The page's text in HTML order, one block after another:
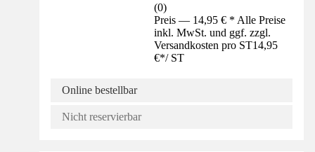
(0)
Preis — 14,95 € * Alle Preise
inkl. MwSt. und ggf. zzgl.
Versandkosten pro ST14,95
€*/ ST
Online bestellbar
Nicht reservierbar